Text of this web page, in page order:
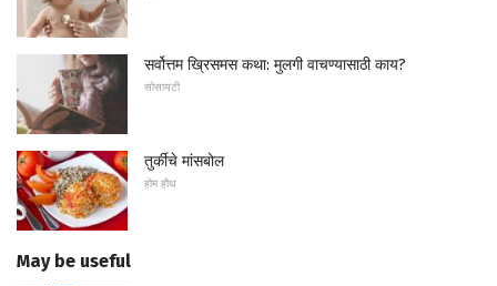
सर्वोत्तम ख्रिसमस कथा: मुलगी वाचण्यासाठी काय?
सोसायटी
तुर्कीचे मांसबोल
होम हौथ
May be useful